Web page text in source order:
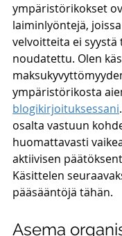
ympäristörikokset
laiminlyöntejä,
velvoitteita ei syystä
noudatettu. Olen
ympäristörikosta
blogikirjoituksessani
osalta vastuun
huomattavasti
aktiivisen
Käsittelen
pääsääntöjä tähän.
Asema